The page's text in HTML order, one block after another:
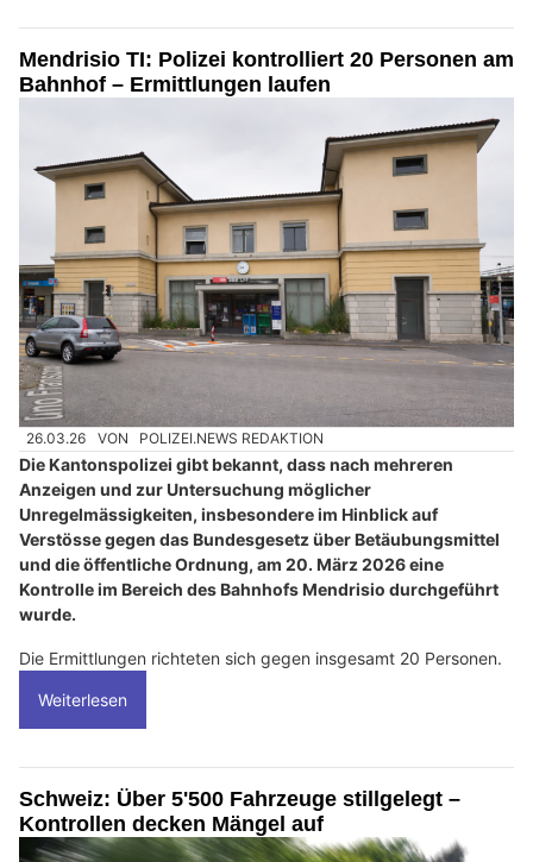
Mendrisio TI: Polizei kontrolliert 20 Personen am
Bahnhof – Ermittlungen laufen
26.03.26 VON POLIZEI.NEWS REDAKTION
Die Kantonspolizei gibt bekannt, dass nach mehreren
Anzeigen und zur Untersuchung möglicher
Unregelmässigkeiten, insbesondere im Hinblick auf
Verstösse gegen das Bundesgesetz über Betäubungsmittel
und die öffentliche Ordnung, am 20. März 2026 eine
Kontrolle im Bereich des Bahnhofs Mendrisio durchgeführt
wurde.
Die Ermittlungen richteten sich gegen insgesamt 20 Personen.
Weiterlesen
Schweiz: Über 5'500 Fahrzeuge stillgelegt –
Kontrollen decken Mängel auf